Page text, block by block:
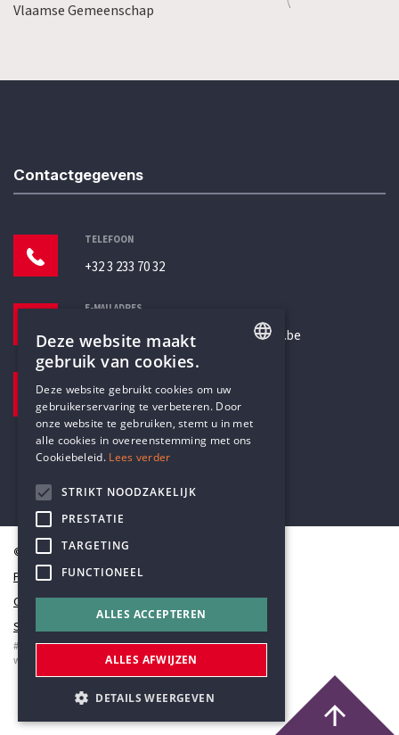
Vlaamse Gemeenschap
Contactgegevens
TELEFOON
+32 3 233 70 32
E-MAILADRES
secretariaat@humanistischverbond.be
Pottenbrug 4
Antwerpen, 2000
© Humanistisch Verbond 2026
Privacy
Cookiestatement
Sitemap
#codedwithlove byCodelines
webapplicaties
mobiele apps&maatwerk websites
DUTCH
Deze website maakt
gebruik van cookies.
Deze website gebruikt cookies om uw
gebruikerservaring te verbeteren. Door
onze website te gebruiken, stemt u in met
alle cookies in overeenstemming met ons
Cookiebeleid. Lees verder
STRIKT NOODZAKELIJK
PRESTATIE
TARGETING
FUNCTIONEEL
ALLES ACCEPTEREN
ALLES AFWIJZEN
DETAILS WEERGEVEN